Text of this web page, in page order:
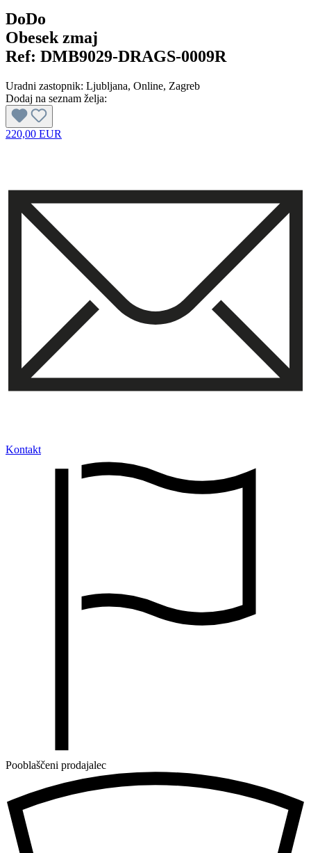
DoDo
Obesek zmaj
Ref: DMB9029-DRAGS-0009R
Uradni zastopnik: Ljubljana, Online, Zagreb
Dodaj na seznam želja:
220,00 EUR
Kontakt
Pooblaščeni prodajalec